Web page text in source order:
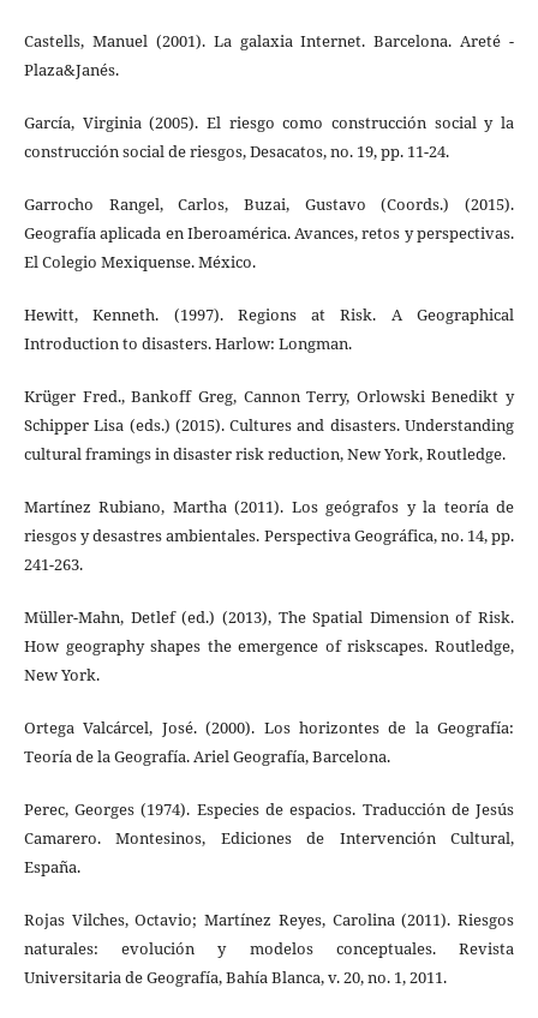
Castells, Manuel (2001). La galaxia Internet. Barcelona. Areté -
Plaza&Janés.
García, Virginia (2005). El riesgo como construcción social y la
construcción social de riesgos, Desacatos, no. 19, pp. 11-24.
Garrocho Rangel, Carlos, Buzai, Gustavo (Coords.) (2015).
Geografía aplicada en Iberoamérica. Avances, retos y perspectivas.
El Colegio Mexiquense. México.
Hewitt, Kenneth. (1997). Regions at Risk. A Geographical
Introduction to disasters. Harlow: Longman.
Krüger Fred., Bankoff Greg, Cannon Terry, Orlowski Benedikt y
Schipper Lisa (eds.) (2015). Cultures and disasters. Understanding
cultural framings in disaster risk reduction, New York, Routledge.
Martínez Rubiano, Martha (2011). Los geógrafos y la teoría de
riesgos y desastres ambientales. Perspectiva Geográfica, no. 14, pp.
241-263.
Müller-Mahn, Detlef (ed.) (2013), The Spatial Dimension of Risk.
How geography shapes the emergence of riskscapes. Routledge,
New York.
Ortega Valcárcel, José. (2000). Los horizontes de la Geografía:
Teoría de la Geografía. Ariel Geografía, Barcelona.
Perec, Georges (1974). Especies de espacios. Traducción de Jesús
Camarero. Montesinos, Ediciones de Intervención Cultural,
España.
Rojas Vilches, Octavio; Martínez Reyes, Carolina (2011). Riesgos
naturales: evolución y modelos conceptuales. Revista
Universitaria de Geografía, Bahía Blanca, v. 20, no. 1, 2011.